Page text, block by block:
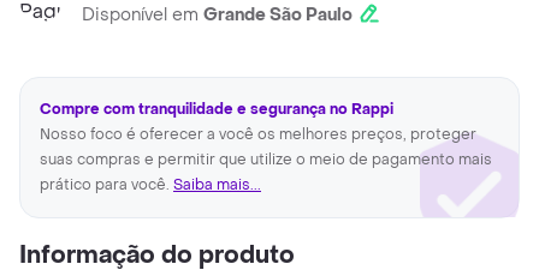
Disponível em Grande São Paulo
Compre com tranquilidade e segurança no Rappi
Nosso foco é oferecer a você os melhores preços, proteger
suas compras e permitir que utilize o meio de pagamento mais
prático para você. Saiba mais...
Informação do produto